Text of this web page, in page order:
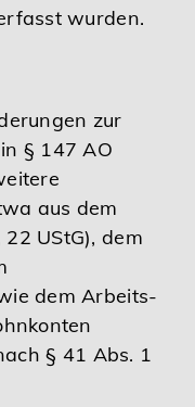
wurden.
zur
§ 147 AO
aus dem
UStG), dem
dem Arbeits-
§ 41 Abs. 1